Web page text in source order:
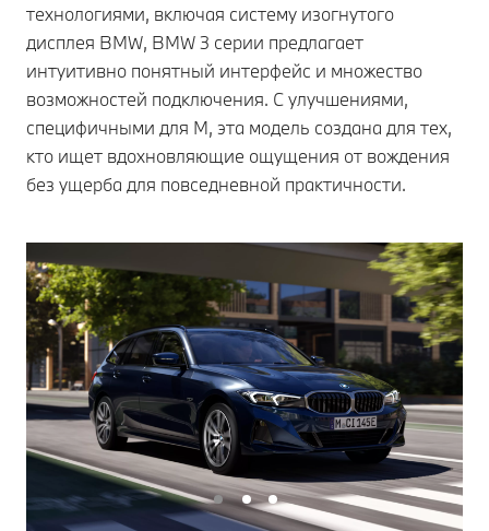
технологиями, включая систему изогнутого
дисплея BMW, BMW 3 серии предлагает
интуитивно понятный интерфейс и множество
возможностей подключения. С улучшениями,
специфичными для M, эта модель создана для тех,
кто ищет вдохновляющие ощущения от вождения
без ущерба для повседневной практичности.